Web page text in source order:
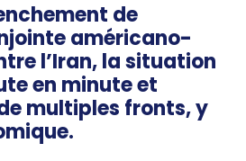
de
américano-
l’Iran, la situation
en minute et
multiples fronts, y